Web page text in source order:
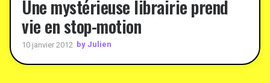
Une mystérieuse librairie prend
vie en stop-motion
10 janvier 2012 by Julien